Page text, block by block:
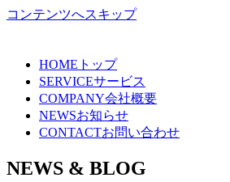
コンテンツへスキップ
HOME トップ
SERVICEサービス
COMPANY会社概要
NEWSお知らせ
CONTACTお問い合わせ
NEWS & BLOG